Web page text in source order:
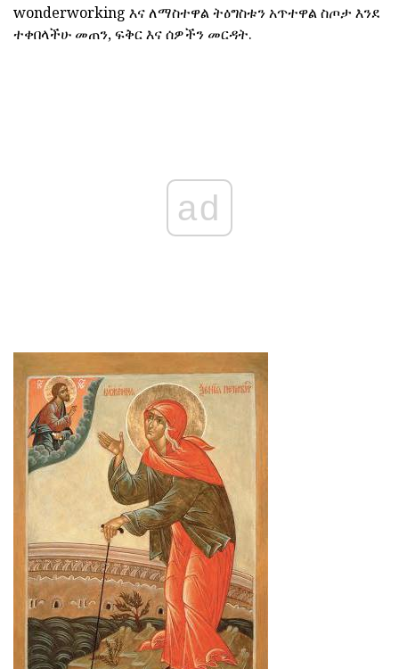
wonderworking እና ለማስተዋል ትዕግስቱን አጥተዋል ስጦታ እንደ
ተቀበላችሁ መጠን, ፍቅር እና ሰዎችን መርዳት.
ad